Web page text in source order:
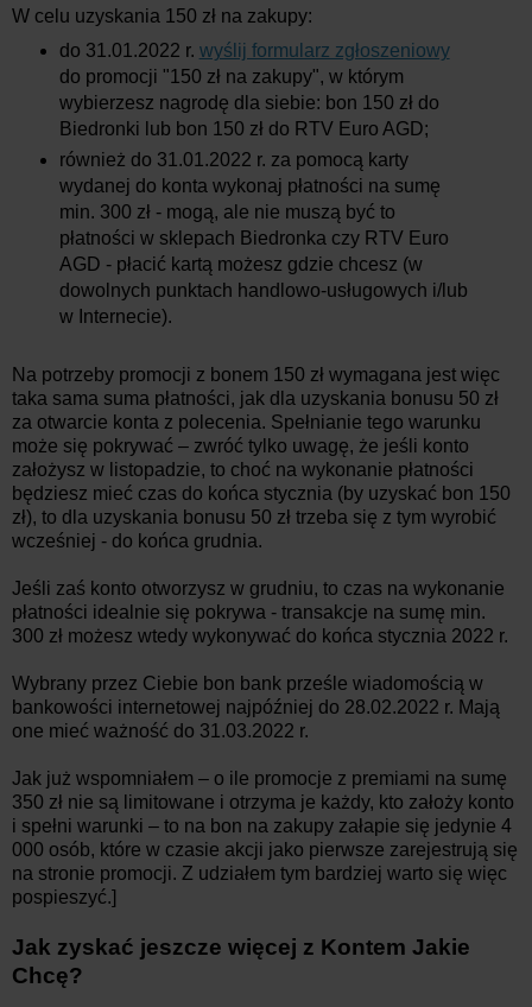
W celu uzyskania 150 zł na zakupy:
do 31.01.2022 r. wyślij formularz zgłoszeniowy
do promocji "150 zł na zakupy", w którym
wybierzesz nagrodę dla siebie: bon 150 zł do
Biedronki lub bon 150 zł do RTV Euro AGD;
również do 31.01.2022 r. za pomocą karty
wydanej do konta wykonaj płatności na sumę
min. 300 zł - mogą, ale nie muszą być to
płatności w sklepach Biedronka czy RTV Euro
AGD - płacić kartą możesz gdzie chcesz (w
dowolnych punktach handlowo-usługowych i/lub
w Internecie).
Na potrzeby promocji z bonem 150 zł wymagana jest więc
taka sama suma płatności, jak dla uzyskania bonusu 50 zł
za otwarcie konta z polecenia. Spełnianie tego warunku
może się pokrywać – zwróć tylko uwagę, że jeśli konto
założysz w listopadzie, to choć na wykonanie płatności
będziesz mieć czas do końca stycznia (by uzyskać bon 150
zł), to dla uzyskania bonusu 50 zł trzeba się z tym wyrobić
wcześniej - do końca grudnia.
Jeśli zaś konto otworzysz w grudniu, to czas na wykonanie
płatności idealnie się pokrywa - transakcje na sumę min.
300 zł możesz wtedy wykonywać do końca stycznia 2022 r.
Wybrany przez Ciebie bon bank prześle wiadomością w
bankowości internetowej najpóźniej do 28.02.2022 r. Mają
one mieć ważność do 31.03.2022 r.
Jak już wspomniałem – o ile promocje z premiami na sumę
350 zł nie są limitowane i otrzyma je każdy, kto założy konto
i spełni warunki – to na bon na zakupy załapie się jedynie 4
000 osób, które w czasie akcji jako pierwsze zarejestrują się
na stronie promocji. Z udziałem tym bardziej warto się więc
pospieszyć.]
Jak zyskać jeszcze więcej z Kontem Jakie
Chcę?